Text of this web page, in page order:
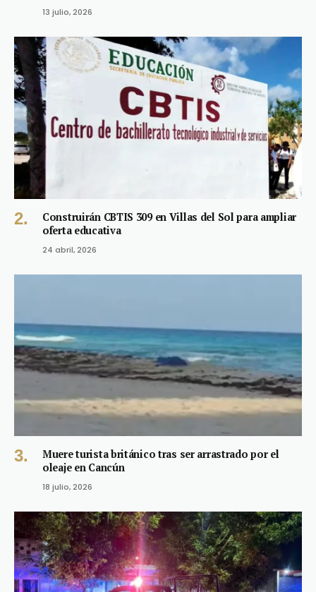
13 julio, 2026
Construirán CBTIS 309 en Villas del Sol para ampliar
oferta educativa
24 abril, 2026
Muere turista británico tras ser arrastrado por el
oleaje en Cancún
18 julio, 2026